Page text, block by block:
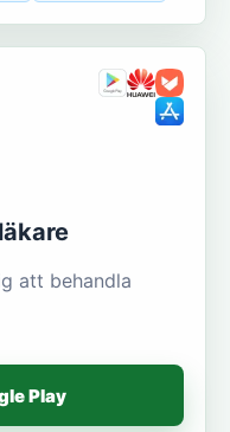
att behandla
Play